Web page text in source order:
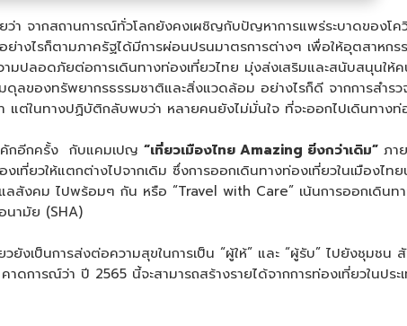
ยว่า จากสถานการณ์ทั่วโลกยังคงเผชิญกับปัญหาการแพร่ระบาดของโ
งไรก็ตามภาครัฐได้มีการผ่อนปรนมาตรการต่างๆ เพื่อให้อุตสาหกร
มปลอดภัยต่อการเดินทางท่องเที่ยวไทย มุ่งส่งเสริมและสนับสนุนให้
ลของทรัพยากรธรรมชาติและสิ่งแวดล้อม อย่างไรก็ดี จากการสำ
ต่ในทางปฏิบัติกลับพบว่า หลายคนยังไม่มั่นใจ ที่จะออกไปเดินทางท่
คักอีกครั้ง กับแคมเปญ “เที่ยวเมืองไทย Amazing ยิ่งกว่าเดิม” ภา
ที่ยวให้แตกต่างไปจากเดิม ซึ่งการออกเดินทางท่องเที่ยวในเมืองไ
สังคม ไปพร้อมๆ กัน หรือ “Travel with Care” เน้นการออกเดินทา
นามัย (SHA)
ยังเป็นการส่งต่อความสุขในการเป็น “ผู้ให้” และ “ผู้รับ” ไปยังชุมชน
ดการณ์ว่า ปี 2565 นี้จะสามารถสร้างรายได้จากการท่องเที่ยวในป